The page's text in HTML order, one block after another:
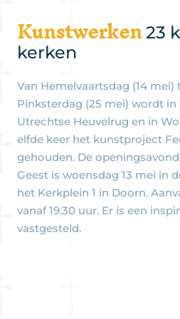
Kunstwerken23
kerken
Van Hemelvaartsdag (14
Pinksterdag (25 mei) wordt
Utrechtse Heuvelrug en in
elfde keer het kunstproject
gehouden. De
Geest is woensdag 13 mei in
het Kerkplein 1 in Doorn.
vanaf 19.30 uur. Er is een
vastgesteld.